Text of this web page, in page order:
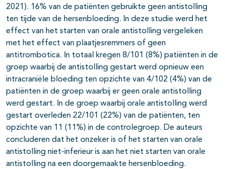
2021). 16% van de patiënten gebruikte geen antistolling
ten tijde van de hersenbloeding. In deze studie werd het
effect van het starten van orale antistolling vergeleken
met het effect van plaatjesremmers of geen
antitrombotica. In totaal kregen 8/101 (8%) patiënten in de
groep waarbij de antistolling gestart werd opnieuw een
intracraniële bloeding ten opzichte van 4/102 (4%) van de
patiënten in de groep waarbij er geen orale antistolling
werd gestart. In de groep waarbij orale antistolling werd
gestart overleden 22/101 (22%) van de patiënten, ten
opzichte van 11 (11%) in de controlegroep. De auteurs
concluderen dat het onzeker is of het starten van orale
antistolling niet-inferieur is aan het niet starten van orale
antistolling na een doorgemaakte hersenbloeding.